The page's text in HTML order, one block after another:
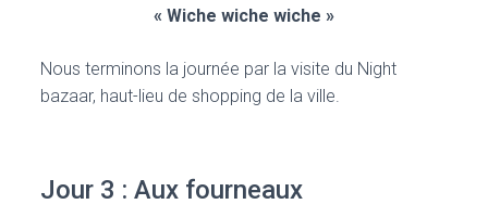
« Wiche wiche wiche »
Nous terminons la journée par la visite du Night
bazaar, haut-lieu de shopping de la ville.
Jour 3 : Aux fourneaux